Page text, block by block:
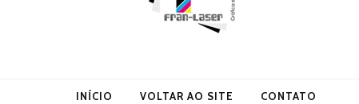
INÍCIO VOLTAR AO SITE CONTATO